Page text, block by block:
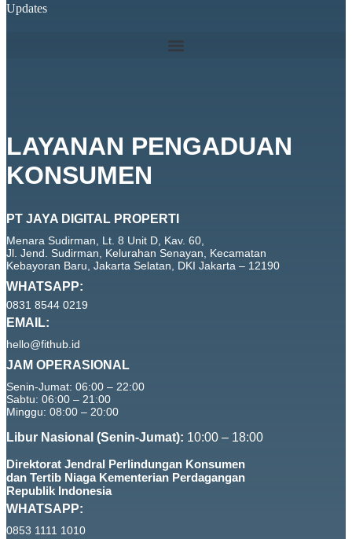
Updates
LAYANAN PENGADUAN
KONSUMEN
PT JAYA DIGITAL PROPERTI
Menara Sudirman, Lt. 8 Unit D, Kav. 60,
Jl. Jend. Sudirman, Kelurahan Senayan, Kecamatan
Kebayoran Baru, Jakarta Selatan, DKI Jakarta – 12190
WHATSAPP:
0831 8544 0219
EMAIL:
hello@fithub.id
JAM OPERASIONAL
Senin-Jumat: 06:00 – 22:00
Sabtu: 06:00 – 21:00
Minggu: 08:00 – 20:00
Libur Nasional (Senin-Jumat): 10:00 – 18:00
Direktorat Jendral Perlindungan Konsumen
dan Tertib Niaga Kementerian Perdagangan
Republik Indonesia
WHATSAPP:
0853 1111 1010